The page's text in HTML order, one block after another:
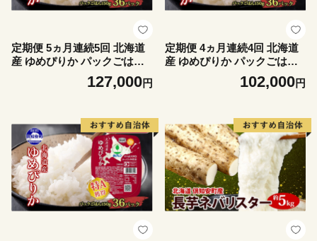
定期便 5ヵ月連続5回 北海道
産 ゆめぴりか パックごはん
150g 36パック 米 白米 もっ
ちり ご飯 パック お取り寄せ
送料無料 北海道 倶知安町 お
米 加工食品 惣菜
127,000円
定期便 4ヵ月連続4回 北海道
産 ゆめぴりか パックごはん
150g 36パック 米 白米 もっ
ちり ご飯 パック お取り寄せ
送料無料 北海道 倶知安町 お
米 加工食品 惣菜
102,000円